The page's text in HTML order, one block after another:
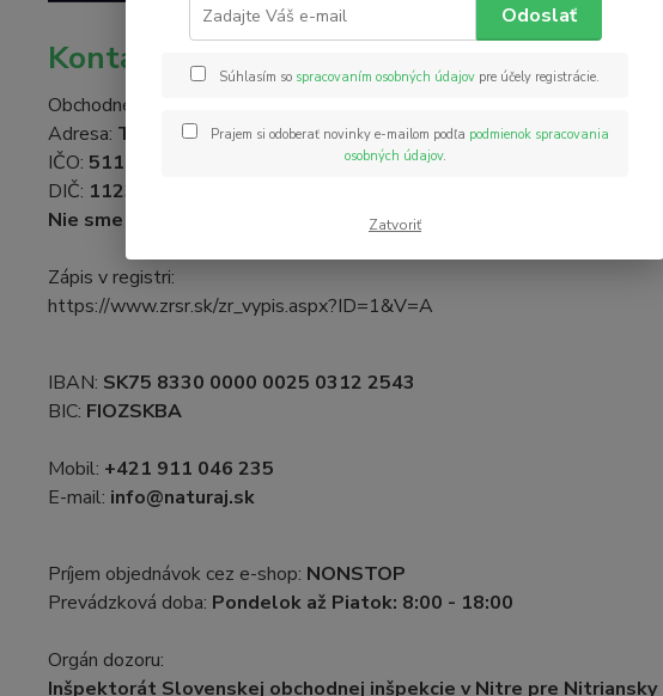
Kontaktné údaje
Obchodné meno:
Adresa: Textilná ul. 3054/9,934 05 Levice
IČO: 51180952
DIČ: 1123738418
Nie sme platcovia DPH
Zápis v registri:
https://www.zrsr.sk/zr_vypis.aspx?ID=1&V=A
IBAN: SK75 8330 0000 0025 0312 2543
BIC: FIOZSKBA
Mobil: +421 911 046 235
E-mail: info@naturaj.sk
Príjem objednávok cez e-shop: NONSTOP
Prevádzková doba: Pondelok až Piatok: 8:00 - 18:00
Orgán dozoru:
Inšpektorát Slovenskej obchodnej inšpekcie v Nitre pre Nitriansky
Odoslať
Súhlasím so spracovaním osobných údajov pre účely registrácie.
Prajem si odoberať novinky e-mailom podľa podmienok spracovania
osobných údajov.
Zatvoriť